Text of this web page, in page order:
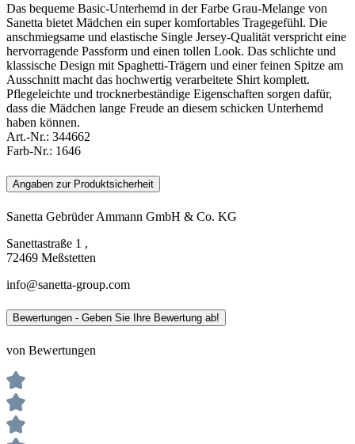
Das bequeme Basic-Unterhemd in der Farbe Grau-Melange von
Sanetta bietet Mädchen ein super komfortables Tragegefühl. Die
anschmiegsame und elastische Single Jersey-Qualität verspricht eine
hervorragende Passform und einen tollen Look. Das schlichte und
klassische Design mit Spaghetti-Trägern und einer feinen Spitze am
Ausschnitt macht das hochwertig verarbeitete Shirt komplett.
Pflegeleichte und trocknerbeständige Eigenschaften sorgen dafür,
dass die Mädchen lange Freude an diesem schicken Unterhemd
haben können.
Art.-Nr.: 344662
Farb-Nr.: 1646
Angaben zur Produktsicherheit
Sanetta Gebrüder Ammann GmbH & Co. KG
Sanettastraße 1 ,
72469 Meßstetten
info@sanetta-group.com
Bewertungen - Geben Sie Ihre Bewertung ab!
von Bewertungen